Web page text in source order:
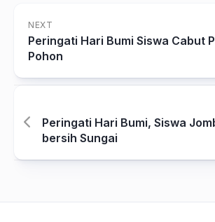
NEXT
Peringati Hari Bumi Siswa Cabut
Pohon
Peringati Hari Bumi, Siswa
bersih Sungai